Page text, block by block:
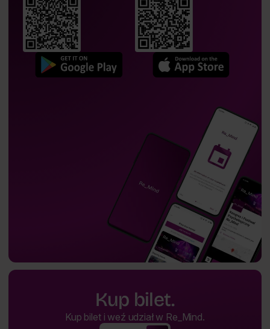
Maria Brodzikowska
Kup bilet.
Kup bilet i weź udział w Re_Mind.